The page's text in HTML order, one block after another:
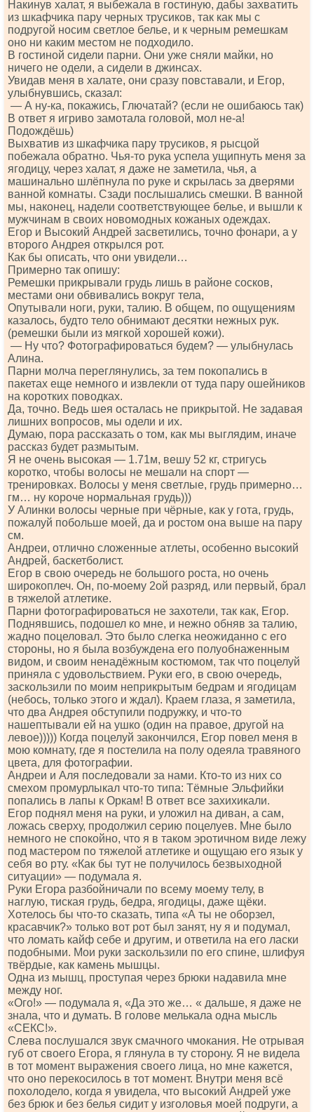
Накинув халат, я выбежала в гостиную, дабы захватить
из шкафчика пару черных трусиков, так как мы с
подругой носим светлое белье, и к черным ремешкам
оно ни каким местом не подходило.
В гостиной сидели парни. Они уже сняли майки, но
ничего не одели, а сидели в джинсах.
Увидав меня в халате, они сразу повставали, и Егор,
улыбнувшись, сказал:
— А ну-ка, покажись, Глючатай? (если не ошибаюсь так)
В ответ я игриво замотала головой, мол не-а!
Подождёшь)
Выхватив из шкафчика пару трусиков, я рысцой
побежала обратно. Чья-то рука успела ущипнуть меня за
ягодицу, через халат, я даже не заметила, чья, а
машинально шлёпнула по руке и скрылась за дверями
ванной комнаты. Сзади послышались смешки. В ванной
мы, наконец, надели соответствующее белье, и вышли к
мужчинам в своих новомодных кожаных одеждах.
Егор и Высокий Андрей засветились, точно фонари, а у
второго Андрея открылся рот.
Как бы описать, что они увидели…
Примерно так опишу:
Ремешки прикрывали грудь лишь в районе сосков,
местами они обвивались вокруг тела,
Опутывали ноги, руки, талию. В общем, по ощущениям
казалось, будто тело обнимают десятки нежных рук.
(ремешки были из мягкой хорошей кожи).
— Ну что? Фотографироваться будем? — улыбнулась
Алина.
Парни молча переглянулись, за тем покопались в
пакетах еще немного и извлекли от туда пару ошейников
на коротких поводках.
Да, точно. Ведь шея осталась не прикрытой. Не задавая
лишних вопросов, мы одели и их.
Думаю, пора рассказать о том, как мы выглядим, иначе
рассказ будет размытым.
Я не очень высокая — 1.71м, вешу 52 кг, стригусь
коротко, чтобы волосы не мешали на спорт —
тренировках. Волосы у меня светлые, грудь примерно…
гм… ну короче нормальная грудь)))
У Алинки волосы черные при чёрные, как у гота, грудь,
пожалуй побольше моей, да и ростом она выше на пару
см.
Андреи, отлично сложенные атлеты, особенно высокий
Андрей, баскетболист.
Егор в свою очередь не большого роста, но очень
широкоплеч. Он, по-моему 2ой разряд, или первый, брал
в тяжелой атлетике.
Парни фотографироваться не захотели, так как, Егор.
Поднявшись, подошел ко мне, и нежно обняв за талию,
жадно поцеловал. Это было слегка неожиданно с его
стороны, но я была возбуждена его полуобнаженным
видом, и своим ненадёжным костюмом, так что поцелуй
приняла с удовольствием. Руки его, в свою очередь,
заскользили по моим неприкрытым бедрам и ягодицам
(небось, только этого и ждал). Краем глаза, я заметила,
что два Андрея обступили подружку, и что-то
нашептывали ей на ушко (один на правое, другой на
левое))))) Когда поцелуй закончился, Егор повел меня в
мою комнату, где я постелила на полу одеяла травяного
цвета, для фотографии.
Андреи и Аля последовали за нами. Кто-то из них со
смехом промурлыкал что-то типа: Тёмные Эльфийки
попались в лапы к Оркам! В ответ все захихикали.
Егор поднял меня на руки, и уложил на диван, а сам,
ложась сверху, продолжил серию поцелуев. Мне было
немного не спокойно, что я в таком эротичном виде лежу
под мастером по тяжелой атлетике и ощущаю его язык у
себя во рту. «Как бы тут не получилось безвыходной
ситуации» — подумала я.
Руки Егора разбойничали по всему моему телу, в
наглую, тиская грудь, бедра, ягодицы, даже щёки.
Хотелось бы что-то сказать, типа «А ты не оборзел,
красавчик?» только вот рот был занят, ну я и подумал,
что ломать кайф себе и другим, и ответила на его ласки
подобными. Мои руки заскользили по его спине, шлифуя
твёрдые, как камень мышцы.
Одна из мышц, проступая через брюки надавила мне
между ног.
«Ого!» — подумала я, «Да это же… « дальше, я даже не
знала, что и думать. В голове мелькала одна мысль
«СЕКС!».
Слева послушался звук смачного чмокания. Не отрывая
губ от своего Егора, я глянула в ту сторону. Я не видела
в тот момент выражения своего лица, но мне кажется,
что оно перекосилось в тот момент. Внутри меня всё
похолодело, когда я увидела, что высокий Андрей уже
без брюк и без белья сидит у изголовья моей подруги, а